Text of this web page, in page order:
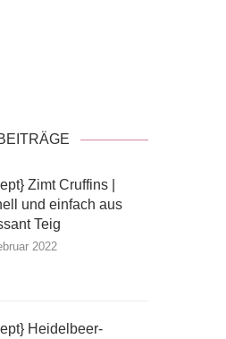
Zimt Cruffins |
und einfach aus
Teig
2022
Heidelbeer-